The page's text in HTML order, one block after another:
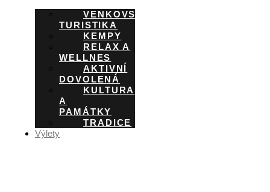
VENKOVSKÁ
TURISTIKA
KEMPY
RELAX A
WELLNES
AKTIVNÍ
DOVOLENÁ
KULTURA
A
PAMÁTKY
TRADICE
Výlety